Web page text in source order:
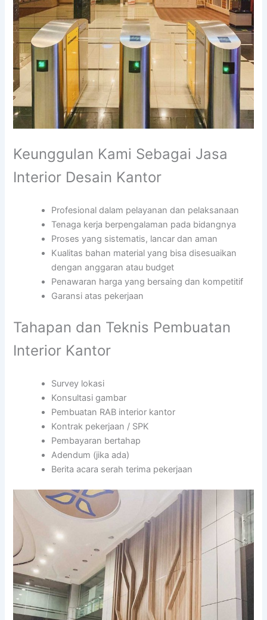
Keunggulan Kami Sebagai Jasa
Interior Desain Kantor
Profesional dalam pelayanan dan pelaksanaan
Tenaga kerja berpengalaman pada bidangnya
Proses yang sistematis, lancar dan aman
Kualitas bahan material yang bisa disesuaikan
dengan anggaran atau budget
Penawaran harga yang bersaing dan kompetitif
Garansi atas pekerjaan
Tahapan dan Teknis Pembuatan
Interior Kantor
Survey lokasi
Konsultasi gambar
Pembuatan RAB interior kantor
Kontrak pekerjaan / SPK
Pembayaran bertahap
Adendum (jika ada)
Berita acara serah terima pekerjaan